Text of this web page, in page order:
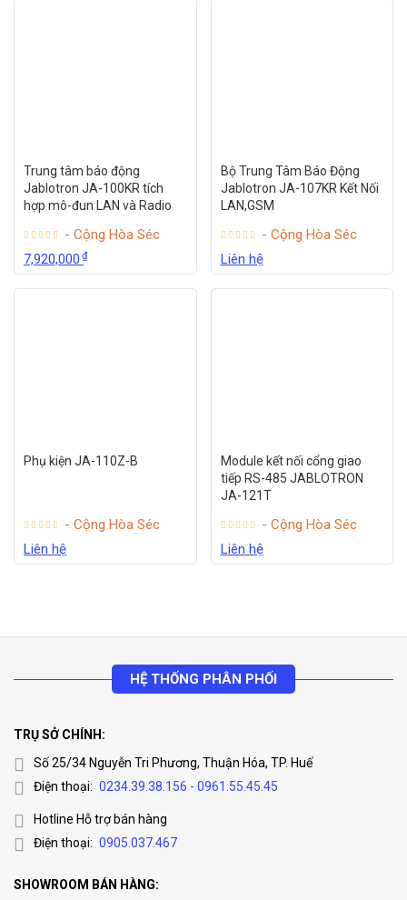
Trung tâm báo động
Jablotron JA-100KR tích
hợp mô-đun LAN và Radio
- Cộng Hòa Séc
7,920,000₫
Bộ Trung Tâm Báo Động
Jablotron JA-107KR Kết Nối
LAN,GSM
- Cộng Hòa Séc
Liên hệ
Phụ kiện JA-110Z-B
- Cộng Hòa Séc
Liên hệ
Module kết nối cổng giao
tiếp RS-485 JABLOTRON
JA-121T
- Cộng Hòa Séc
Liên hệ
HỆ THỐNG PHÂN PHỐI
TRỤ SỞ CHÍNH:
Số 25/34 Nguyễn Tri Phương, Thuận Hóa, TP. Huế
Điện thoại: 0234.39.38.156 - 0961.55.45.45
Hotline Hỗ trợ bán hàng
Điện thoại: 0905.037.467
SHOWROOM BÁN HÀNG: